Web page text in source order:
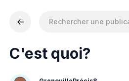
C'est quoi?